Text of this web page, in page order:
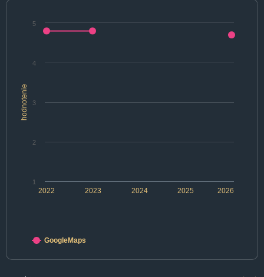
hodnotenie
2022 2024 2026
2023 2025
1
2
3
4
5
GoogleMaps